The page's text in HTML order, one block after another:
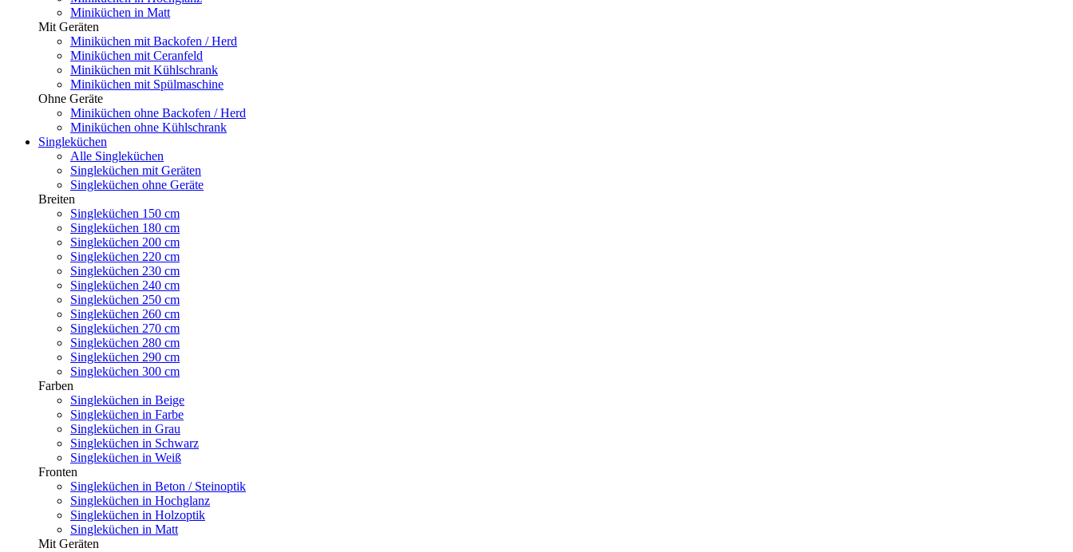
Miniküchen in Matt
Mit Geräten
Miniküchen mit Backofen / Herd
Miniküchen mit Ceranfeld
Miniküchen mit Kühlschrank
Miniküchen mit Spülmaschine
Ohne Geräte
Miniküchen ohne Backofen / Herd
Miniküchen ohne Kühlschrank
Singleküchen
Alle Singleküchen
Singleküchen mit Geräten
Singleküchen ohne Geräte
Breiten
Singleküchen 150 cm
Singleküchen 180 cm
Singleküchen 200 cm
Singleküchen 220 cm
Singleküchen 230 cm
Singleküchen 240 cm
Singleküchen 250 cm
Singleküchen 260 cm
Singleküchen 270 cm
Singleküchen 280 cm
Singleküchen 290 cm
Singleküchen 300 cm
Farben
Singleküchen in Beige
Singleküchen in Farbe
Singleküchen in Grau
Singleküchen in Schwarz
Singleküchen in Weiß
Fronten
Singleküchen in Beton / Steinoptik
Singleküchen in Hochglanz
Singleküchen in Holzoptik
Singleküchen in Matt
Mit Geräten